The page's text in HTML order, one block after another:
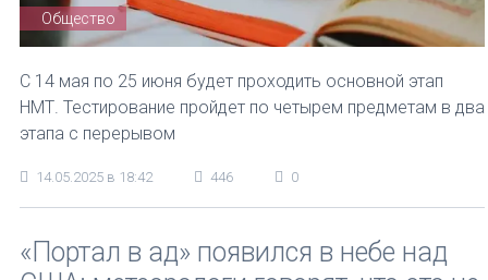
Общество
С 14 мая по 25 июня будет проходить основной этап
НМТ. Тестирование пройдет по четырем предметам в два
этапа с перерывом
14.05.2025 в 18:42 446 0
«Портал в ад» появился в небе над